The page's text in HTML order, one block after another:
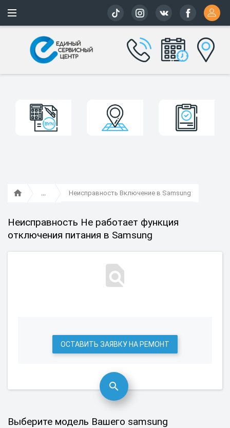
Более
Неисправность Включение в Samsung
Неисправность Не работает функция
отключения питания в Samsung
ОСТАВИТЬ ЗАЯВКУ НА РЕМОНТ
Выберите модель Вашего samsung